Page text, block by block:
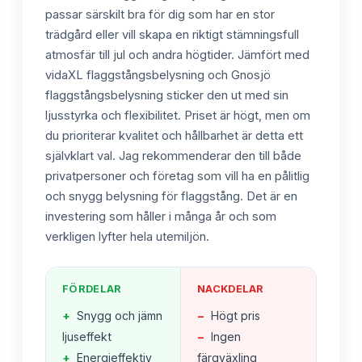
passar särskilt bra för dig som har en stor
trädgård eller vill skapa en riktigt stämningsfull
atmosfär till jul och andra högtider. Jämfört med
vidaXL flaggstångsbelysning och Gnosjö
flaggstångsbelysning sticker den ut med sin
ljusstyrka och flexibilitet. Priset är högt, men om
du prioriterar kvalitet och hållbarhet är detta ett
självklart val. Jag rekommenderar den till både
privatpersoner och företag som vill ha en pålitlig
och snygg belysning för flaggstång. Det är en
investering som håller i många år och som
verkligen lyfter hela utemiljön.
FÖRDELAR
+ Snygg och jämn
ljuseffekt
+ Energieffektiv
NACKDELAR
− Högt pris
− Ingen
färgväxling